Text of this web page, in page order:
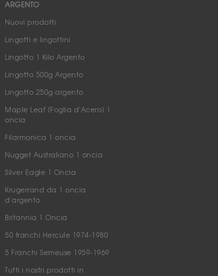
ARGENTO
Nuovi prodotti
Lingotti e lingottini
Lingotto 1 Kilo Argento
Lingotto 500g Argento
Lingotto 250g argento
Maple Leaf (Foglia d'Acero) 1
oncia
Filarmonica 1 oncia.
Nugget Australiano 1 oncia
Silver Eagle 1 Oncia
Krugerrand da 1 oncia
d'argento
Britannia 1 Oncia
50 franchi Hercule 1974-1980
5 Franchi Semeuse 1959-1969
Tutti i nostri prodotti in